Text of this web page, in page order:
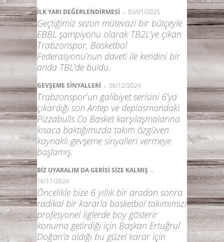
İLK YARI DEĞERLENDİRMESİ - 03/01/2025
Geçtiğimiz sezon mütevazi bir bütçeyle
EBBL şampiyonu olarak TB2L’ye çıkan
Trabzonspor, Basketbol
Federasyonu’nun daveti ile kendini bir
anda TBL’de buldu.
GEVŞEME SİNYALLERİ - 06/12/2024
Trabzonspor’un galibiyet serisini 6’ya
çıkardığı son Antep ve deplasmandaki
Pizzabulls Co Basket karşılaşmalarına
kısaca baktığımızda takım özgüven
kaynaklı gevşeme sinyalleri vermeye
başlamış.
BİZ UYARALIM DA GERİSİ SİZE KALMIŞ -
16/11/2024
Öncelikle bize 6 yıllık bir aradan sonra
radikal bir kararla basketbol takımımızı
profesyonel liglerde boy gösterir
konuma getirdiği için Başkan Ertuğrul
Doğan’a aldığı bu güzel karar için